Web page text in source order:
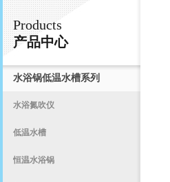
常州易晨仪器制造有限公司
Products
产品中心
水浴锅低温水槽系列
水浴氮吹仪
低温水槽
恒温水浴锅